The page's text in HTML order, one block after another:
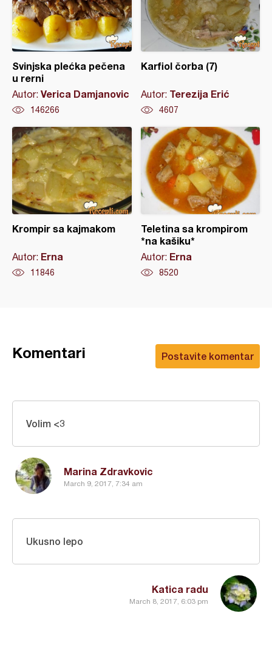
Svinjska plećka pečena
u rerni
Autor: Verica Damjanovic
146266
Karfiol čorba (7)
Autor: Terezija Erić
4607
Krompir sa kajmakom
Autor: Erna
11846
Teletina sa krompirom
*na kašiku*
Autor: Erna
8520
Postavite komentar
Komentari
Marina Zdravkovic
March 9, 2017, 7:34 am
Volim <3
Katica radu
March 8, 2017, 6:03 pm
Ukusno lepo